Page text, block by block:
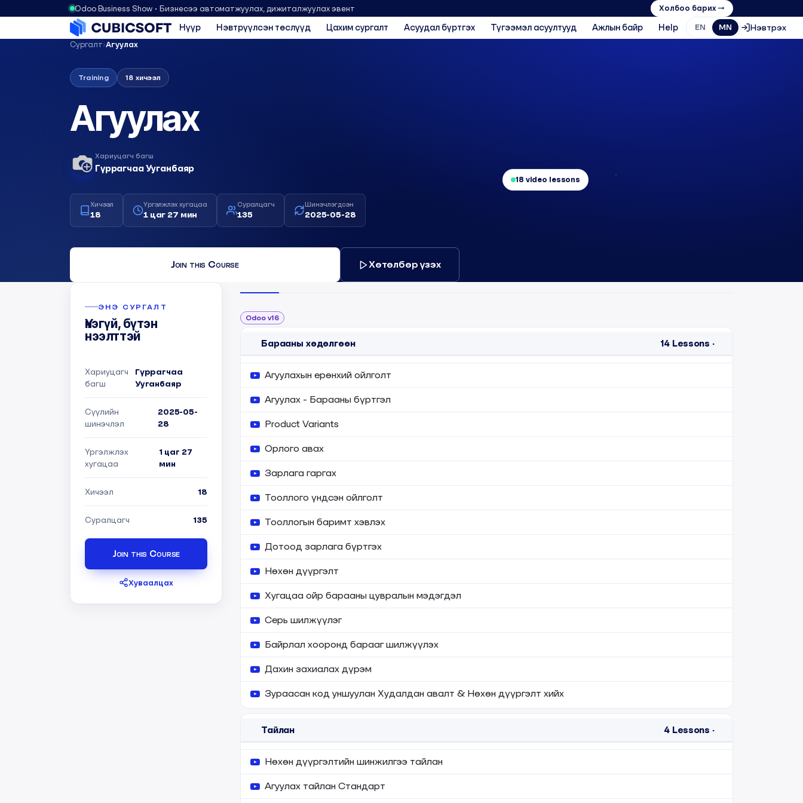
Odoo Business Show • Бизнесээ автоматжуулах, дижиталжуулах эвент Холбоо барих →
Нүүр Нэвтрүүлсэн төслүүд Цахим сургалт Асуудал бүртгэх Түгээмэл асуултууд Ажлын байр Help EN MN Нэвтрэх
Сургалт›Агуулах
Training 18 хичээл
Агуулах
Хариуцагч багш
Гүррагчаа Ууганбаяр
Хичээл
18
Үргэлжлэх хугацаа
1 цаг 27 мин
Суралцагч
135
Шинэчлэгдсэн
2025-05-28
Join this Course Хөтөлбөр үзэх
18 video lessons
ЭНЭ СУРГАЛТ
Үнэгүй, бүтэн
нээлттэй
Хариуцагч
багш
Гүррагчаа
Ууганбаяр
Сүүлийн
шинэчлэл
2025-05-
28
Үргэлжлэх
хугацаа
1 цаг 27
мин
Хичээл 18
Суралцагч 135
Join this Course
Хуваалцах
Odoo v16
Барааны хөдөлгөөн 14 Lessons ·
Агуулахын ерөнхий ойлголт
Агуулах - Барааны бүртгэл
Product Variants
Орлого авах
Зарлага гаргах
Тооллого үндсэн ойлголт
Тооллогын баримт хэвлэх
Дотоод зарлага бүртгэх
Нөхөн дүүргэлт
Хугацаа ойр барааны цувралын мэдэгдэл
Серь шилжүүлэг
Байрлал хооронд барааг шилжүүлэх
Дахин захиалах дүрэм
Зураасан код уншуулан Худалдан авалт & Нөхөн дүүргэлт хийх
Тайлан 4 Lessons ·
Нөхөн дүүргэлтийн шинжилгээ тайлан
Агуулах тайлан Стандарт